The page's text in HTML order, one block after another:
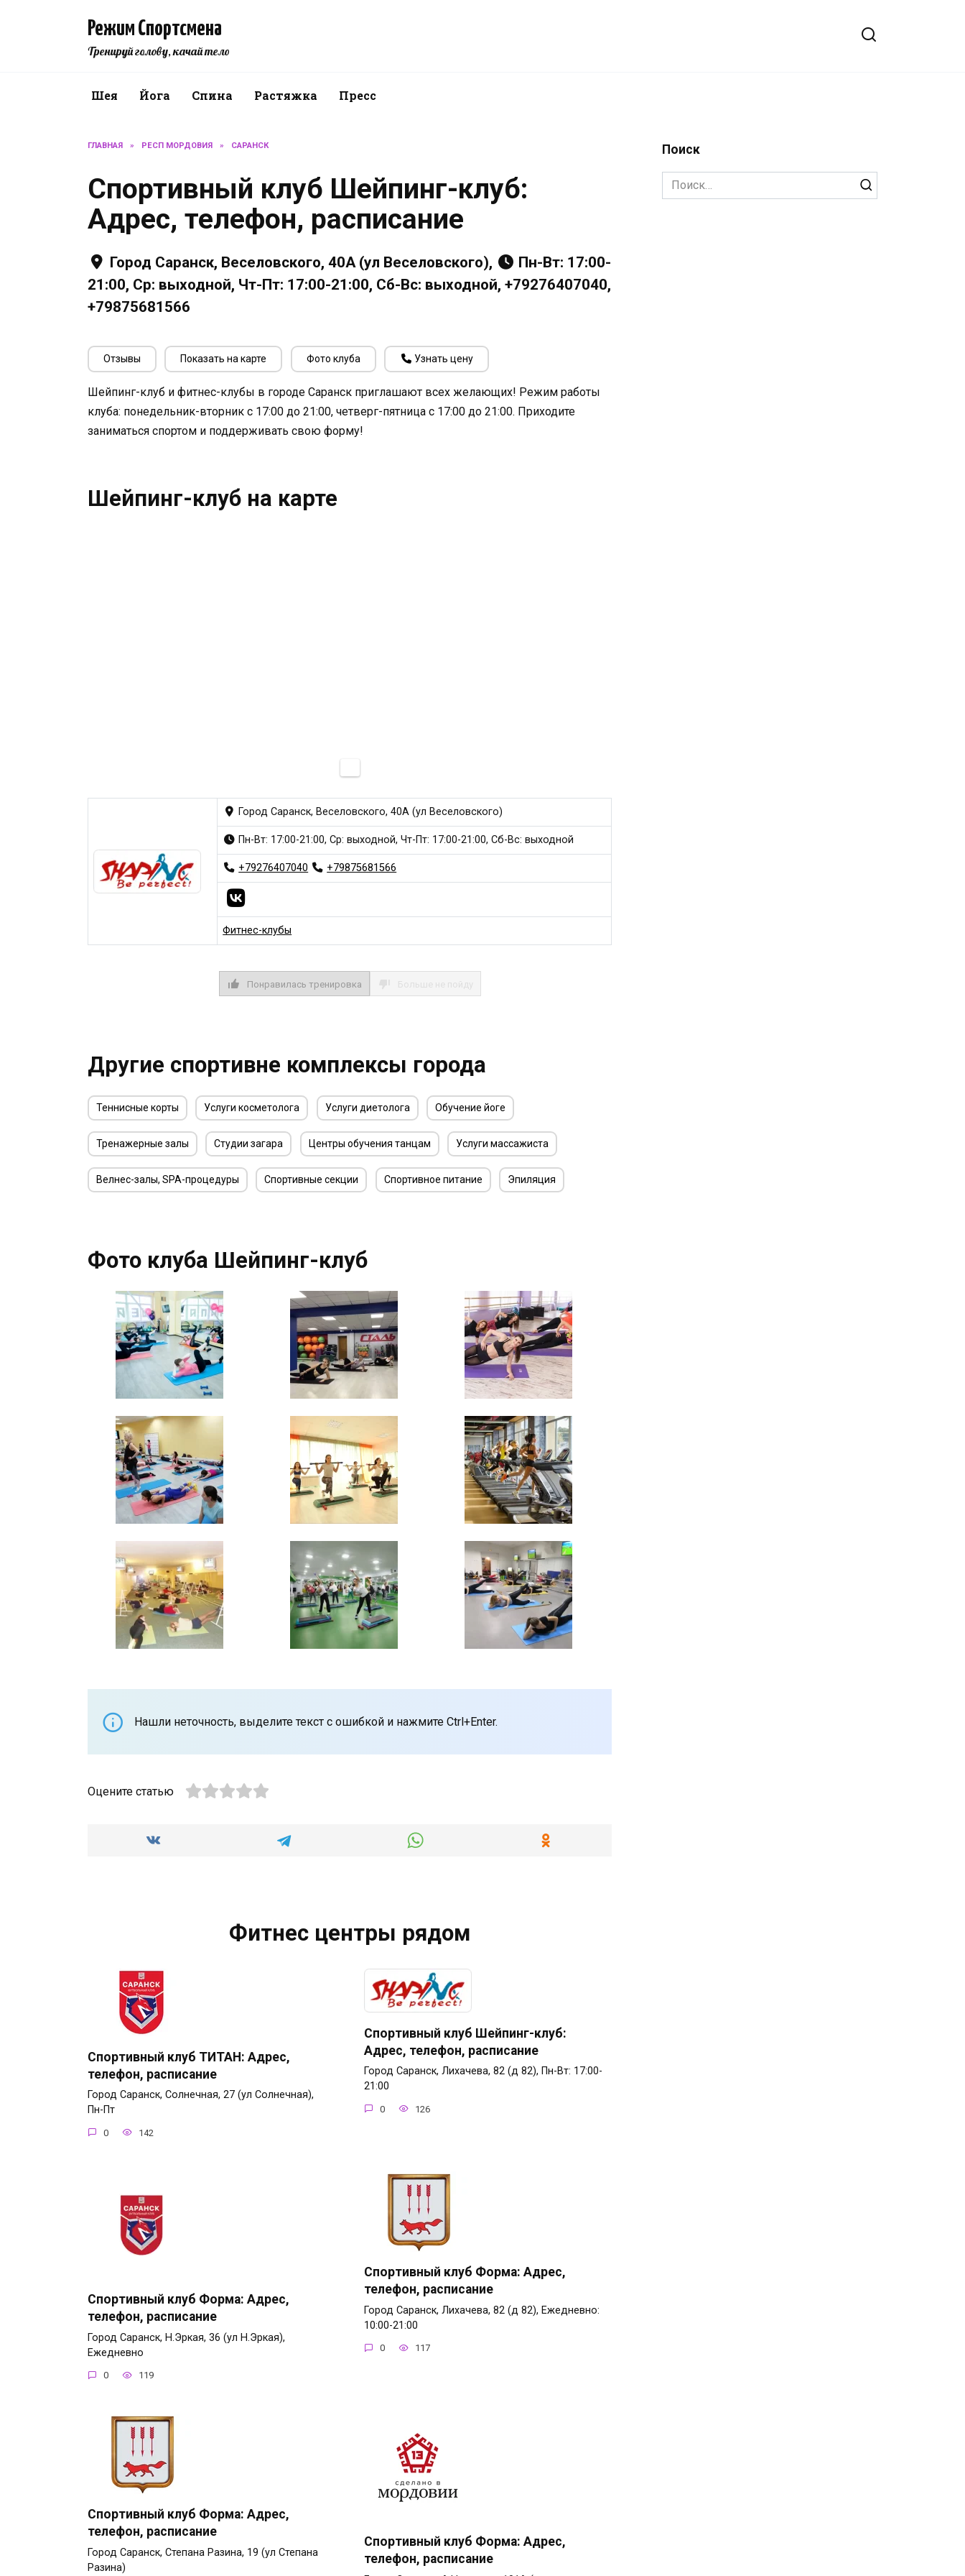
Режим Спортсмена
Тренируй голову, качай тело
Шея Йога Спина Растяжка Пресс
ГЛАВНАЯ » РЕСП МОРДОВИЯ » САРАНСК
Спортивный клуб Шейпинг-клуб:
Адрес, телефон, расписание
Город Саранск, Веселовского, 40А (ул Веселовского),
Пн-Вт: 17:00-
21:00, Ср: выходной, Чт-Пт: 17:00-21:00, Сб-Вс: выходной, +79276407040,
+79875681566
Отзывы Показать на карте Фото клуба Узнать цену
Шейпинг-клуб и фитнес-клубы в городе Саранск приглашают всех желающих! Режим работы
клуба: понедельник-вторник с 17:00 до 21:00, четверг-пятница с 17:00 до 21:00. Приходите
заниматься спортом и поддерживать свою форму!
Шейпинг-клуб на карте
Город Саранск, Веселовского, 40А (ул Веселовского)
Пн-Вт: 17:00-21:00, Ср: выходной, Чт-Пт: 17:00-21:00, Сб-Вс: выходной
+79276407040 +79875681566
Фитнес-клубы
Понравилась тренировка
Другие спортивне комплексы города
Теннисные корты Услуги косметолога Услуги диетолога Обучение йоге
Тренажерные залы Студии загара Центры обучения танцам Услуги массажиста
Велнес-залы, SPA-процедуры Спортивные секции Спортивное питание Эпиляция
Фото клуба Шейпинг-клуб
Нашли неточность, выделите текст с ошибкой и нажмите Ctrl+Enter.
Оцените статью
Фитнес центры рядом
Спортивный клуб ТИТАН: Адрес,
телефон, расписание
Город Саранск, Солнечная, 27 (ул Солнечная),
Пн-Пт
0 142
Спортивный клуб Шейпинг-клуб:
Адрес, телефон, расписание
Город Саранск, Лихачева, 82 (д 82), Пн-Вт: 17:00-
21:00
0 126
Спортивный клуб Форма: Адрес,
телефон, расписание
Город Саранск, Н.Эркая, 36 (ул Н.Эркая),
Ежедневно
0 119
Спортивный клуб Форма: Адрес,
телефон, расписание
Город Саранск, Лихачева, 82 (д 82), Ежедневно:
10:00-21:00
0 117
Спортивный клуб Форма: Адрес,
телефон, расписание
Город Саранск, Степана Разина, 19 (ул Степана
Разина)
Спортивный клуб Форма: Адрес,
телефон, расписание
Поиск
Search
for: